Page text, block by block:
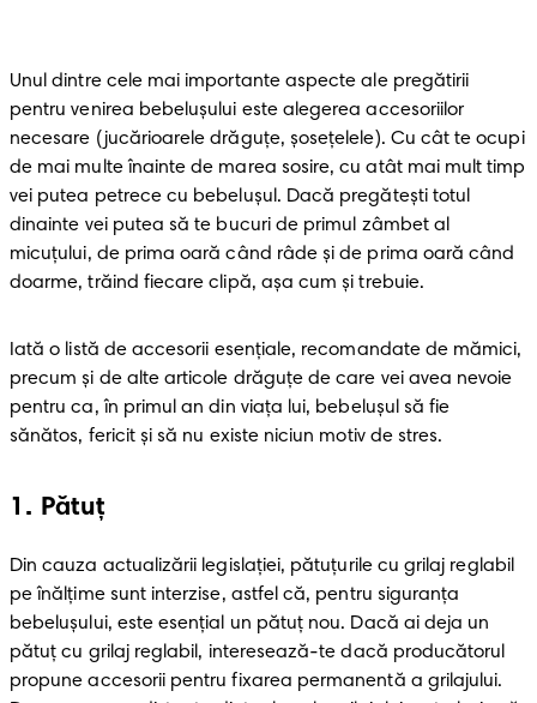
Unul dintre cele mai importante aspecte ale pregătirii
pentru venirea bebeluşului este alegerea accesoriilor
necesare (jucărioarele drăguţe, șoseţelele). Cu cât te ocupi
de mai multe înainte de marea sosire, cu atât mai mult timp
vei putea petrece cu bebeluşul. Dacă pregăteşti totul
dinainte vei putea să te bucuri de primul zâmbet al
micuţului, de prima oară când râde şi de prima oară când
doarme, trăind fiecare clipă, aşa cum şi trebuie.
Iată o listă de accesorii esenţiale, recomandate de mămici,
precum şi de alte articole drăguţe de care vei avea nevoie
pentru ca, în primul an din viaţa lui, bebeluşul să fie
sănătos, fericit şi să nu existe niciun motiv de stres.
1 . Pătuţ
Din cauza actualizării legislaţiei, pătuţurile cu grilaj reglabil
pe înălţime sunt interzise, astfel că, pentru siguranţa
bebeluşului, este esenţial un pătuţ nou. Dacă ai deja un
pătuţ cu grilaj reglabil, interesează-te dacă producătorul
propune accesorii pentru fixarea permanentă a grilajului.